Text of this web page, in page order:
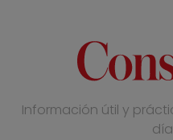
Información útil y